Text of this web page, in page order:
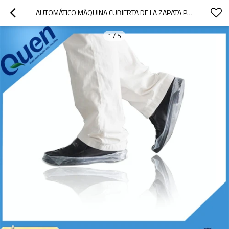
AUTOMÁTICO MÁQUINA CUBIERTA DE LA ZAPATA PARA SALA LIMPIA
1/5